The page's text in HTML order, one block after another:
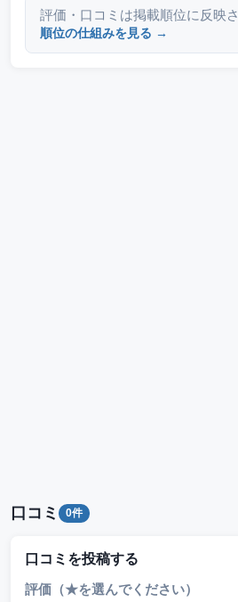
評価・口コミは掲載順位に反映
順位の仕組みを見る →
口コミ 0件
口コミを投稿する
評価（★を選んでください）